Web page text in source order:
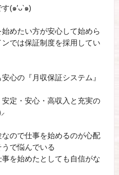
(๑′ᴗ‵๑)
めたい方が安心して始めら
では保証制度を採用してい
心の『月収保証システム』
定・安心・高収入と充実の
ので仕事を始めるのが心配
で悩んでいる
を始めたとしても自信がな